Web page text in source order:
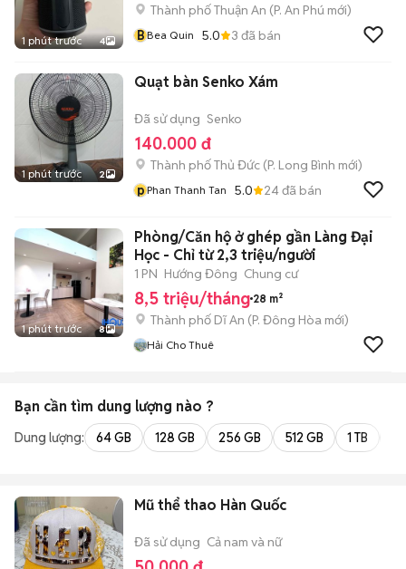
1 phút trước 4
Thành phố Thuận An (P. An Phú mới)
BBea Quin 5.0 3 đã bán
1 phút trước 2
Quạt bàn Senko Xám
Đã sử dụng Senko
140.000 đ
Thành phố Thủ Đức (P. Long Bình mới)
pPhan Thanh Tan 5.0 24đã bán
1 phút trước 8
Phòng/Căn hộ ở ghép gần Làng Đại
Học - Chỉ từ 2,3 triệu/người
1 PN Hướng Đông Chung cư
8,5 triệu/tháng 28 m²
Thành phố Dĩ An (P. Đông Hòa mới)
Hải Cho Thuê
Bạn cần tìm dung lượng nào ?
Dung lượng: 64 GB 128 GB 256 GB 512 GB 1 TB
Mũ thể thao Hàn Quốc
Đã sử dụng Cả nam và nữ